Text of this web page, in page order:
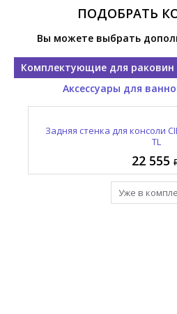
ПОДОБРАТЬ
Вы можете выбрать
Комплектующие для раковин
Аксессуары для
Задняя стенка для консоли
TL
22 555
Уже в
Консоль для раковины CIELO
46 020
Уже в
Полотенцедержатель CIELO
15 795
Уже в
Раковина встраиваемая
TL
75 965
Уже в